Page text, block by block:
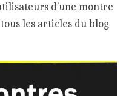
d’une montre
les articles du blog